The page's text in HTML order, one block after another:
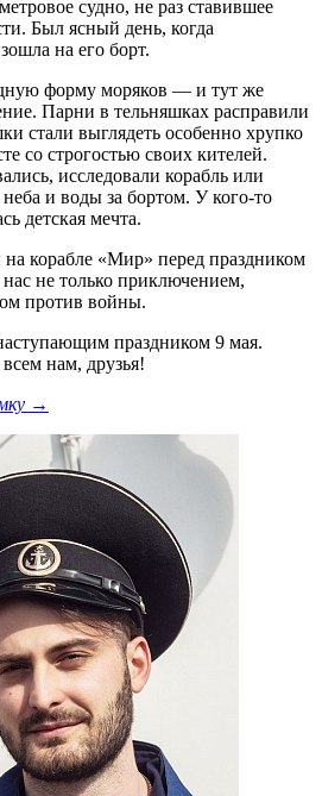
судно, не раз ставившее
Был ясный день, когда
на его борт.
форму моряков — и тут же
Парни в тельняшках расправили
стали выглядеть особенно хрупко
со строгостью своих кителей.
исследовали корабль или
и воды за бортом. У кого-то
детская мечта.
корабле «Мир» перед праздником
не только приключением,
против войны.
праздником 9 мая.
нам, друзья!
→